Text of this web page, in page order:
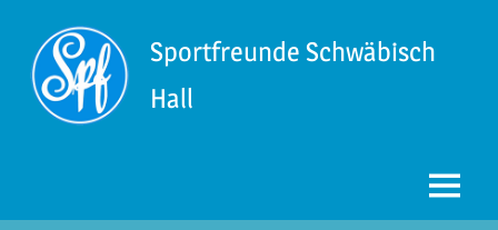
Inhalt
springen
Sportfreunde Schwäbisch
Hall
Menü